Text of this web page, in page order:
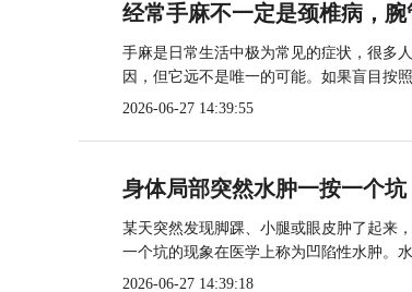
经常手麻不一定是颈椎病，
手麻是日常生活中极为常见的症状，很多
因，但它远不是唯一的可能。如果盲目按
2026-06-27 14:39:55
身体局部突然水肿一按一个
某天突然发现脚踝、小腿或眼皮肿了起来
一个坑的现象在医学上称为凹陷性水肿。
2026-06-27 14:39:18